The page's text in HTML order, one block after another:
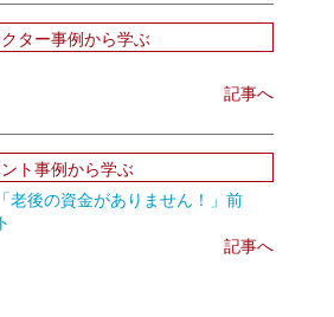
ター事例から学ぶ
記事へ
ト事例から学ぶ
後の資金がありません！」前
記事へ